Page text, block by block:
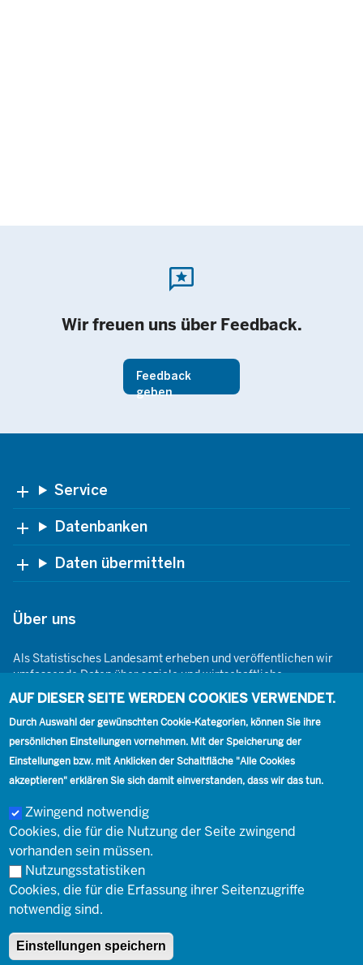
reviews
Wir freuen uns über Feedback.
Feedback
geben
Footer Service
Datenbanken
Daten übermitteln
Über uns
Als Statistisches Landesamt erheben und veröffentlichen wir
umfassende Daten über soziale und wirtschaftliche
Gegebenheiten. Dabei sind wir den Grundsätzen der Neutralität,
Objektivität, wissenschaftlichen Unabhängigkeit und der
statistischen Geheimhaltung verpflichtet.
Footer
Kontakt
Kontakt Presse Karriere
Social
Footer
Impressum
© Landesbetrieb Information und Technik Nordrhein-Westfalen
(IT.NRW)
Impressum Datenschutz
AUF DIESER SEITE WERDEN COOKIES VERWENDET.
Durch Auswahl der gewünschten Cookie-Kategorien, können Sie ihre
persönlichen Einstellungen vornehmen. Mit der Speicherung der
Einstellungen bzw. mit Anklicken der Schaltfläche "Alle Cookies
akzeptieren" erklären Sie sich damit einverstanden, dass wir das tun.
Zwingend notwendig
Cookies, die für die Nutzung der Seite zwingend
vorhanden sein müssen.
Nutzungsstatistiken
Cookies, die für die Erfassung ihrer Seitenzugriffe
notwendig sind.
Einstellungen speichern